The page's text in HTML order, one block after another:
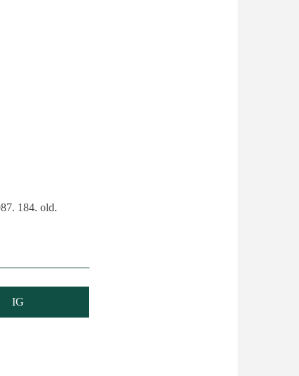
184. old.
IG